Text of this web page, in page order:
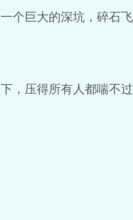
个巨大的深坑，碎石飞
，压得所有人都喘不过